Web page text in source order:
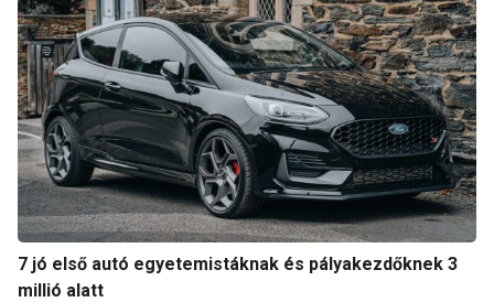
7 jó első autó egyetemistáknak és pályakezdőknek 3
millió alatt